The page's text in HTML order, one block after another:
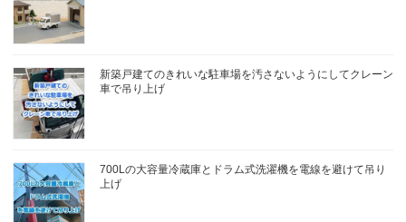
新築戸建てのきれいな駐車場を汚さないようにしてクレーン
車で吊り上げ
700Lの大容量冷蔵庫とドラム式洗濯機を電線を避けて吊り
上げ